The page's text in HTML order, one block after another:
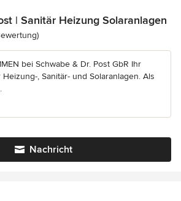
| Sanitär Heizung Solaranlagen
5 von 5 Sternen
bei Schwabe & Dr. Post GbR Ihr
, Sanitär- und Solaranlagen. Als
Nachricht